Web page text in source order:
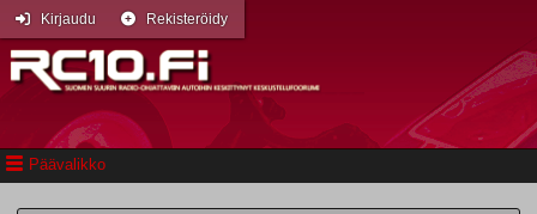
Päävalikko
Kirjaudu Rekisteröidy